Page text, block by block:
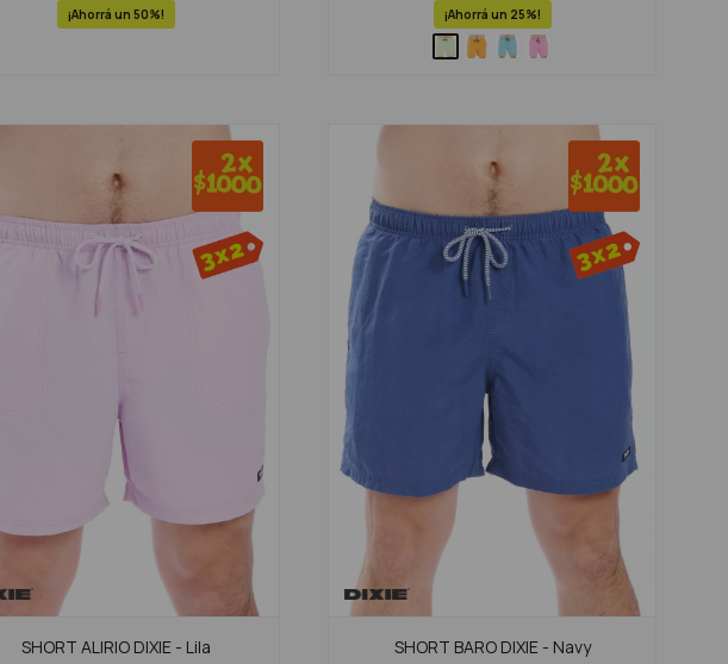
50 25
SHORT ALIRIO DIXIE - Lila SHORT BARO DIXIE - Navy